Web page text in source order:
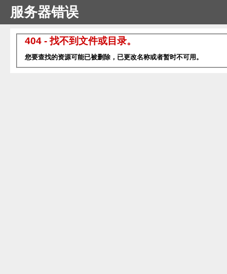
服务器错误
404 - 找不到文件或目录。
您要查找的资源可能已被删除，已更改名称或者暂时不可用。